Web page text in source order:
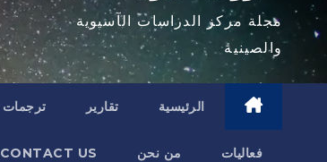
مجلة مركز الدراسات الآسيوية
والصينية
الرئيسية تقارير ترجمات
فعاليات من نحن CONTACT US